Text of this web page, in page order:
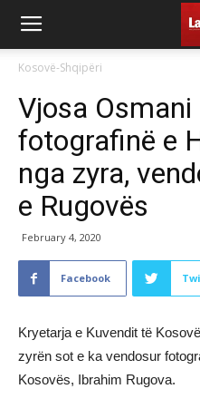
Kosovë-Shqipëri
Vjosa Osmani
fotografinë e
nga zyra,
e Rugovës
February 4, 2020
Facebook
Kryetarja e Kuvendit të
zyrën sot e ka vendosur
Kosovës, Ibrahim Rugova.